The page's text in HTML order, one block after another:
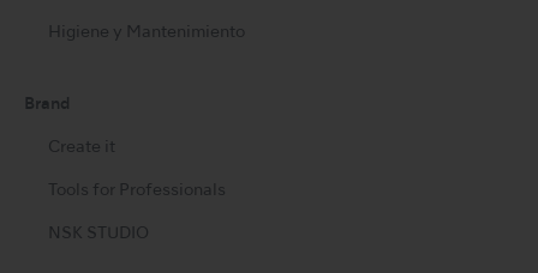
Higiene y Mantenimiento
Brand
Create it
Tools for Professionals
NSK STUDIO